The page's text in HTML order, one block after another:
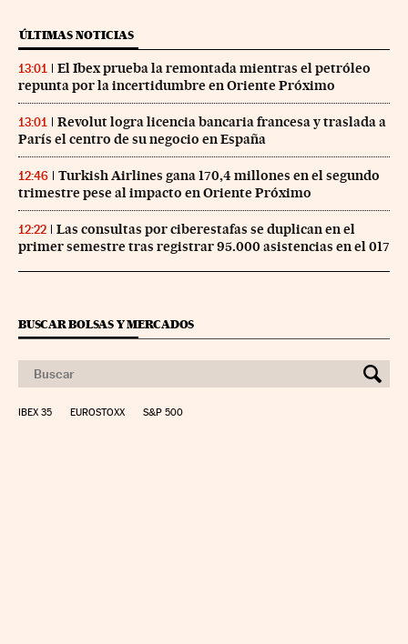
ÚLTIMAS NOTICIAS
13:01
El Ibex prueba la remontada mientras el petróleo
repunta por la incertidumbre en Oriente Próximo
13:01
Revolut logra licencia bancaria francesa y traslada a
París el centro de su negocio en España
12:46
Turkish Airlines gana 170,4 millones en el segundo
trimestre pese al impacto en Oriente Próximo
12:22
Las consultas por ciberestafas se duplican en el
primer semestre tras registrar 95.000 asistencias en el 017
BUSCAR BOLSAS Y MERCADOS
IBEX 35 EUROSTOXX S&P 500